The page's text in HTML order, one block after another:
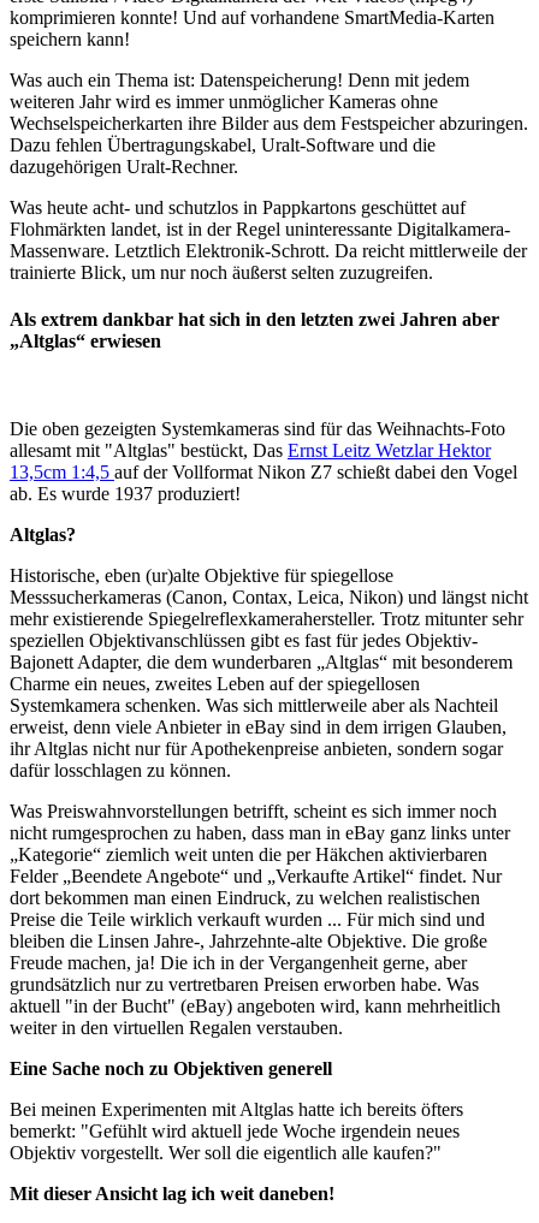
komprimieren konnte! Und auf vorhandene SmartMedia-Karten
speichern kann!
Was auch ein Thema ist: Datenspeicherung! Denn mit jedem
weiteren Jahr wird es immer unmöglicher Kameras ohne
Wechselspeicherkarten ihre Bilder aus dem Festspeicher abzuringen.
Dazu fehlen Übertragungskabel, Uralt-Software und die
dazugehörigen Uralt-Rechner.
Was heute acht- und schutzlos in Pappkartons geschüttet auf
Flohmärkten landet, ist in der Regel uninteressante Digitalkamera-
Massenware. Letztlich Elektronik-Schrott. Da reicht mittlerweile der
trainierte Blick, um nur noch äußerst selten zuzugreifen.
Als extrem dankbar hat sich in den letzten zwei Jahren aber
„Altglas“ erwiesen
Die oben gezeigten Systemkameras sind für das Weihnachts-Foto
allesamt mit "Altglas" bestückt, Das Ernst Leitz Wetzlar Hektor
13,5cm 1:4,5 auf der Vollformat Nikon Z7 schießt dabei den Vogel
ab. Es wurde 1937 produziert!
Altglas?
Historische, eben (ur)alte Objektive für spiegellose
Messsucherkameras (Canon, Contax, Leica, Nikon) und längst nicht
mehr existierende Spiegelreflexkamerahersteller. Trotz mitunter sehr
speziellen Objektivanschlüssen gibt es fast für jedes Objektiv-
Bajonett Adapter, die dem wunderbaren „Altglas“ mit besonderem
Charme ein neues, zweites Leben auf der spiegellosen
Systemkamera schenken. Was sich mittlerweile aber als Nachteil
erweist, denn viele Anbieter in eBay sind in dem irrigen Glauben,
ihr Altglas nicht nur für Apothekenpreise anbieten, sondern sogar
dafür losschlagen zu können.
Was Preiswahnvorstellungen betrifft, scheint es sich immer noch
nicht rumgesprochen zu haben, dass man in eBay ganz links unter
„Kategorie“ ziemlich weit unten die per Häkchen aktivierbaren
Felder „Beendete Angebote“ und „Verkaufte Artikel“ findet. Nur
dort bekommen man einen Eindruck, zu welchen realistischen
Preise die Teile wirklich verkauft wurden ... Für mich sind und
bleiben die Linsen Jahre-, Jahrzehnte-alte Objektive. Die große
Freude machen, ja! Die ich in der Vergangenheit gerne, aber
grundsätzlich nur zu vertretbaren Preisen erworben habe. Was
aktuell "in der Bucht" (eBay) angeboten wird, kann mehrheitlich
weiter in den virtuellen Regalen verstauben.
Eine Sache noch zu Objektiven generell
Bei meinen Experimenten mit Altglas hatte ich bereits öfters
bemerkt: "Gefühlt wird aktuell jede Woche irgendein neues
Objektiv vorgestellt. Wer soll die eigentlich alle kaufen?"
Mit dieser Ansicht lag ich weit daneben!